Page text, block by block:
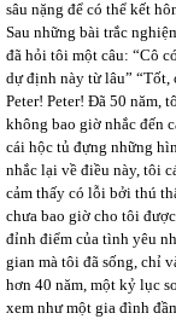
sâu nặng để có thể kết
Sau những bài trắc
đã hỏi tôi một câu: “Cô
dự định này từ lâu” “Tốt,
Peter! Peter! Đã 50 năm,
không bao giờ nhắc đến
cái hộc tủ đựng những
nhắc lại về điều này, tôi
cảm thấy có lỗi bởi thú
chưa bao giờ cho tôi
đỉnh điểm của tình yêu
gian mà tôi đã sống, chỉ
hơn 40 năm, một kỷ lục
xem như một gia đình